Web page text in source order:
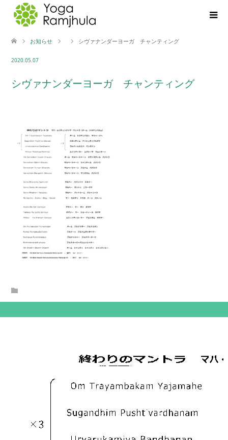
お知らせ シヴァナンダーヨーガ チャンティング
2020.05.07
シヴァナンダーヨーガ チャンティング